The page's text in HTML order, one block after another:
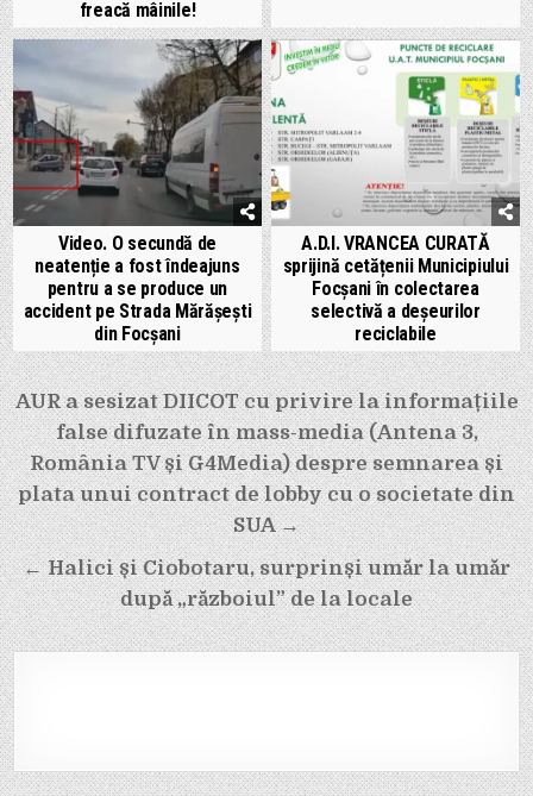
freacă mâinile!
Video. O secundă de
neatenție a fost îndeajuns
pentru a se produce un
accident pe Strada Mărășești
din Focșani
A.D.I. VRANCEA CURATĂ
sprijină cetățenii Municipiului
Focșani în colectarea
selectivă a deșeurilor
reciclabile
Navigare
în
articole
AUR a sesizat DIICOT cu privire la informațiile
false difuzate în mass-media (Antena 3,
România TV și G4Media) despre semnarea și
plata unui contract de lobby cu o societate din
SUA →
← Halici și Ciobotaru, surprinși umăr la umăr
după „războiul” de la locale